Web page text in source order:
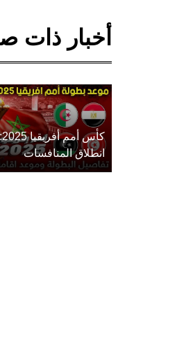
أخبار ذات
كأس أمم أفريقيا 2025:
انطلاق المنافسات